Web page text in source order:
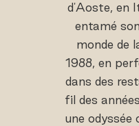
d'Aoste, en
entamé
monde de
1988, en
dans des
fil des
une odyssée